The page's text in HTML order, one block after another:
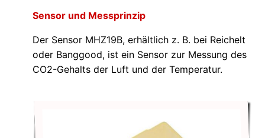
Sensor und Messprinzip
Der Sensor MHZ19B, erhältlich z. B. bei Reichelt
oder Banggood, ist ein Sensor zur Messung des
CO2-Gehalts der Luft und der Temperatur.